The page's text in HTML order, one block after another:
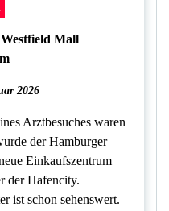
Mall
2026
Arztbesuches waren
der Hamburger
Einkaufszentrum
der Hafencity.
ist schon sehenswert.